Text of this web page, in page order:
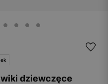
dziewczęce